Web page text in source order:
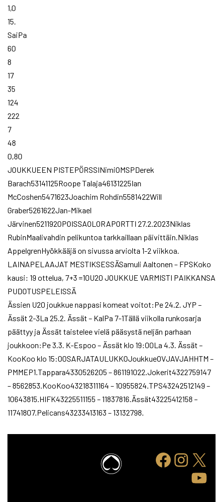
1,0
15.
SaiPa
60
8
17
35
124
222
7
48
0,80
JOUKKUEEN PISTEPÖRSSINimiOMSPDerek
Barach53141125Roope Talaja46131225Ian
McCoshen5471623Joachim Rohdin5581422Will
Graber5261622Jan-Mikael
Järvinen5211920POISSAOLORAPORTTI 27.2.2023Niklas
RubinMaalivahdin pelikuntoa tarkkaillaan päivittäin.Niklas
AppelgrenHyökkääjä on sivussa arviolta 1-2 viikkoa.
LAINAPELAAJAT MESTIKSESSÄSamuli Aaltonen – FPSKoko
kausi: 19 ottelua, 7+3 =10U20 JOUKKUE VARMISTI PAIKKANSA
PUDOTUSPELEISSÄ
Ässien U20 joukkue nappasi komeat voitot:Pe 24.2. JYP –
Ässät 2-3La 25.2. Ässät – KalPa 7-1Tällä viikolla runkosarja
päättyy ja Ässät taistelee vielä pääsystä neljän parhaan
joukkoon:Pe 3.3. K-Espoo – Ässät klo 19:00La 4.3. Ässät –
KooKoo klo 15:00SARJATAULUKKOJoukkueOVJAVJAHHTM –
PMMEP1.Tappara4330526205 – 861191022.Jokerit4322759147
– 8562853.KooKoo43218311164 – 10955824.TPS43242512149 –
10643815.HIFK43225511155 – 11837816.Ässät43225412158 –
11741807.Pelicans43233413163 – 13132798.